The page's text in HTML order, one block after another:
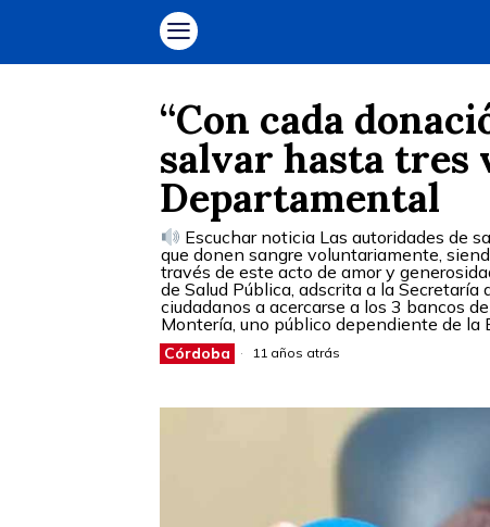
“Con cada
salvar hasta tres
Departamental
Escuchar noticia Las autoridades de
que donen sangre voluntariamente,
través de este acto de amor y
de Salud Pública, adscrita a la
ciudadanos a acercarse a los 3 bancos
Montería, uno público dependiente de la
Córdoba 11 años atrás